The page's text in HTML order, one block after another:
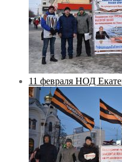
11 февраля НОД